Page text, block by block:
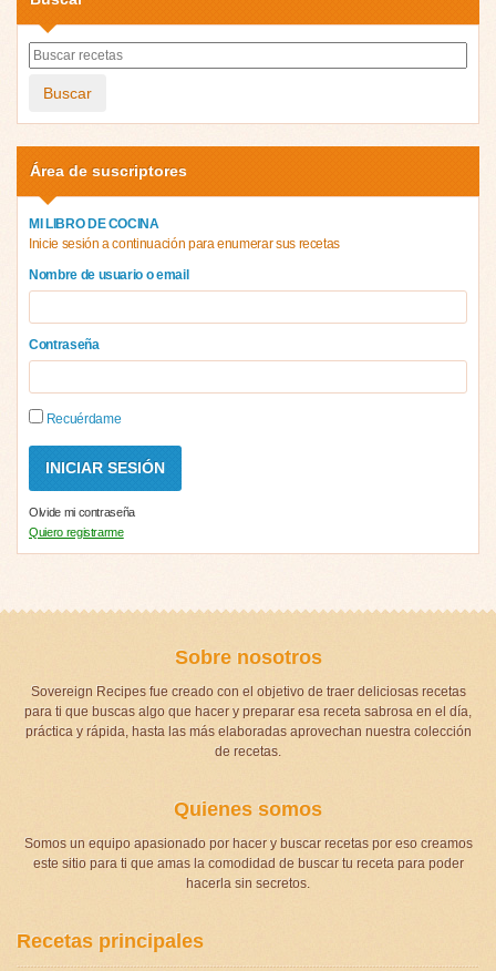
Buscar
Área de suscriptores
MI LIBRO DE COCINA
Inicie sesión a continuación para enumerar sus recetas
Nombre de usuario o email
Contraseña
Recuérdame
Olvide mi contraseña
Quiero registrarme
Sobre nosotros
Sovereign Recipes fue creado con el objetivo de traer deliciosas recetas
para ti que buscas algo que hacer y preparar esa receta sabrosa en el día,
práctica y rápida, hasta las más elaboradas aprovechan nuestra colección
de recetas.
Quienes somos
Somos un equipo apasionado por hacer y buscar recetas por eso creamos
este sitio para ti que amas la comodidad de buscar tu receta para poder
hacerla sin secretos.
Recetas principales